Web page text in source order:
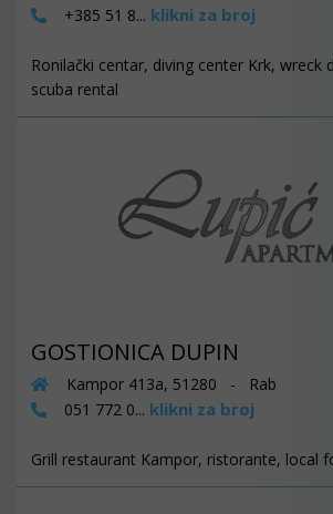
+385 51 8... klikni za broj
Ronilački centar, diving center Krk, wreck
scuba rental
GOSTIONICA DUPIN
Kampor 413a, 51280 - Rab
051 772 0... klikni za broj
Grill restaurant Kampor, ristorante, local